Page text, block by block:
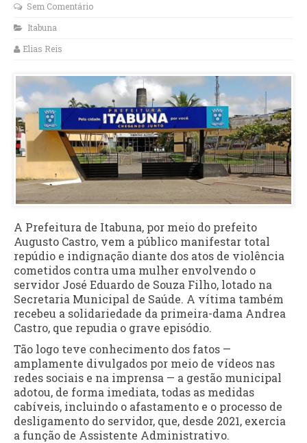
Sem Comentário
Itabuna
Elias Reis
A Prefeitura de Itabuna, por meio do prefeito
Augusto Castro, vem a público manifestar total
repúdio e indignação diante dos atos de violência
cometidos contra uma mulher envolvendo o
servidor José Eduardo de Souza Filho, lotado na
Secretaria Municipal de Saúde. A vítima também
recebeu a solidariedade da primeira-dama Andrea
Castro, que repudia o grave episódio.
Tão logo teve conhecimento dos fatos —
amplamente divulgados por meio de vídeos nas
redes sociais e na imprensa — a gestão municipal
adotou, de forma imediata, todas as medidas
cabíveis, incluindo o afastamento e o processo de
desligamento do servidor, que, desde 2021, exercia
a função de Assistente Administrativo.